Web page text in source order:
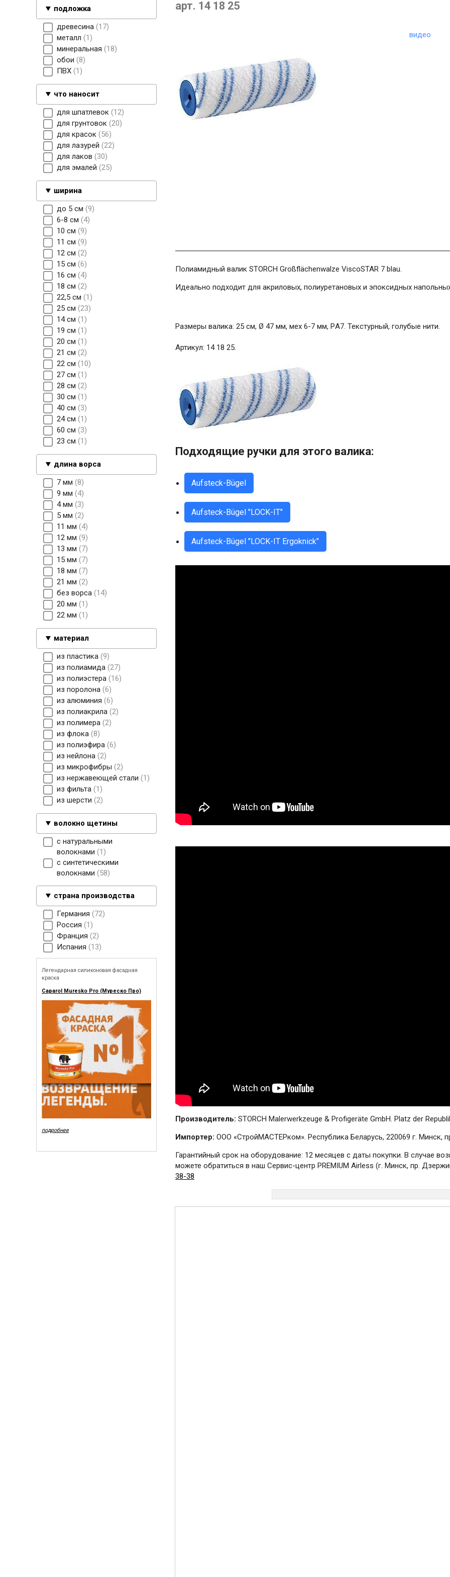
подложка
древесина 17
металл
1
минеральная
18
обои 8
ПВХ 1
что наносит
для шпатлевок 12
для грунтовок 20
для красок 56
для лазурей 22
для лаков
30
для эмалей 25
ширина
до 5 см 9
6-8 см 4
10 см 9
11 см 9
12 см 2
15 см 6
16 см 4
18 см 2
22,5 см
1
25 см 23
14 см
1
19 см
1
20 см
1
21 см 2
22 см
10
27 см
1
28 см 2
30 см
1
40 см
3
24 см
1
60 см
3
23 см
1
длина ворса
7 мм 8
9 мм 4
4 мм
3
5 мм 2
11 мм 4
12 мм 9
13 мм
7
15 мм
7
18 мм
7
21 мм 2
без ворса 14
20 мм
1
22 мм
1
материал
из пластика 9
из полиамида 27
из полиэстера 16
из поролона 6
из алюминия 6
из полиакрила 2
из полимера 2
из флока 8
из полиэфира 6
из нейлона 2
из микрофибры 2
из нержавеющей стали
1
из фильта 1
из шерсти 2
волокно щетины
с натуральными
волокнами
1
с синтетическими
волокнами
58
страна производства
Германия
72
Россия
1
Франция 2
Испания
13
Легендарная силиконовая фасадная
краска
Caparol Muresko Pro (Муреско Про)
подробнее
арт. 14 18 25
видео
Полиамидный валик STORCH Großflächenwalze ViscoSTAR 7 blau.
Идеально подходит для акриловых, полиуретановых и эпоксидных
Размеры валика: 25 см, Ø 47 мм, мех 6-7 мм, PА7. Текстурный, голубые нити.
Артикул: 14 18 25.
Подходящие ручки для этого валика:
Aufsteck-Bügel
Aufsteck-Bügel "LOCK-IT"
Aufsteck-Bügel "LOCK-IT Ergoknick"
Производитель: STORCH Malerwerkzeuge & Profigeräte GmbH. Platz der
Импортер: ООО «СтройМАСТЕРком». Республика Беларусь, 220069 г. Минск,
Гарантийный срок на оборудование: 12 месяцев с даты покупки. В случае
можете обратиться в наш Сервис-центр PREMIUM Airless (г. Минск, пр.
38-38